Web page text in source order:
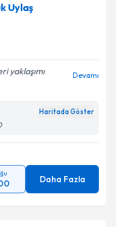
Uylaş
yaklaşımı
Devamı
Haritada Göster
Daha Fazla